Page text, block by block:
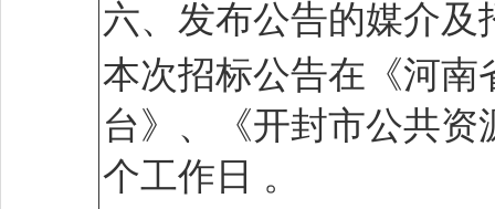
六、发布公告的媒介及
本次招标公告在《河南
台》、《开封市公共
个工作日 。